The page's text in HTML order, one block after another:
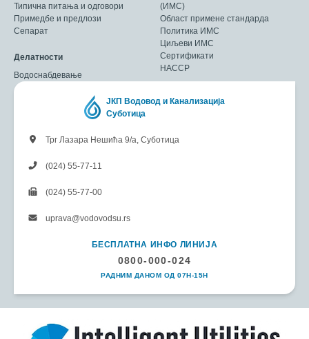
Типична питања и одговори
Примедбе и предлози
Сепарат
Делатности
Водоснабдевање
(ИМС)
Област примене стандарда
Политика ИМС
Циљеви ИМС
Сертификати
HACCP
ЈКП Водовод и Канализација
Суботица
Трг Лазара Нешића 9/а, Суботица
(024) 55-77-11
(024) 55-77-00
uprava@vodovodsu.rs
БЕСПЛАТНА ИНФО ЛИНИЈА
0800-000-024
РАДНИМ ДАНОМ ОД 07H-15H